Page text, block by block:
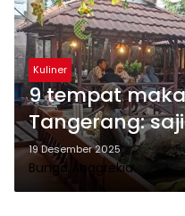
Kuliner
9 tempat
Tangerang:
masakan lokal
19 Desember 2025
Bunga Anggrekia